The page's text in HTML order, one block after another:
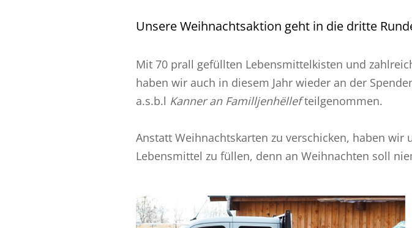
Unsere Weihnachtsaktion geht in die dritte
Mit 70 prall gefüllten Lebensmittelkisten und
haben wir auch in diesem Jahr wieder an der
a.s.b.l Kanner an Familljenhëllefteilgenommen.
Anstatt Weihnachtskarten zu verschicken, haben
Lebensmittel zu füllen, denn an Weihnachten soll